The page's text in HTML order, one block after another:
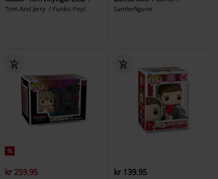
Tom And Jerry
Funko Pop!
Samlerfigurer
%
kr 259.95 kr 139.95